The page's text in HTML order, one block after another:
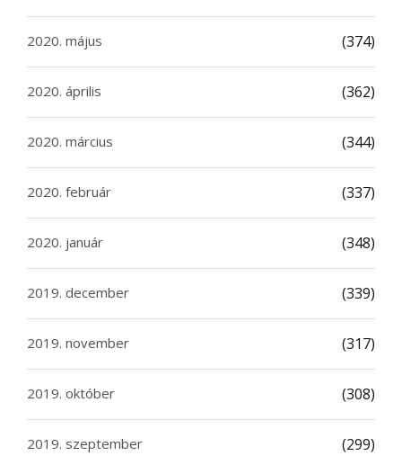
2020. május (374)
2020. április (362)
2020. március (344)
2020. február (337)
2020. január (348)
2019. december (339)
2019. november (317)
2019. október (308)
2019. szeptember (299)